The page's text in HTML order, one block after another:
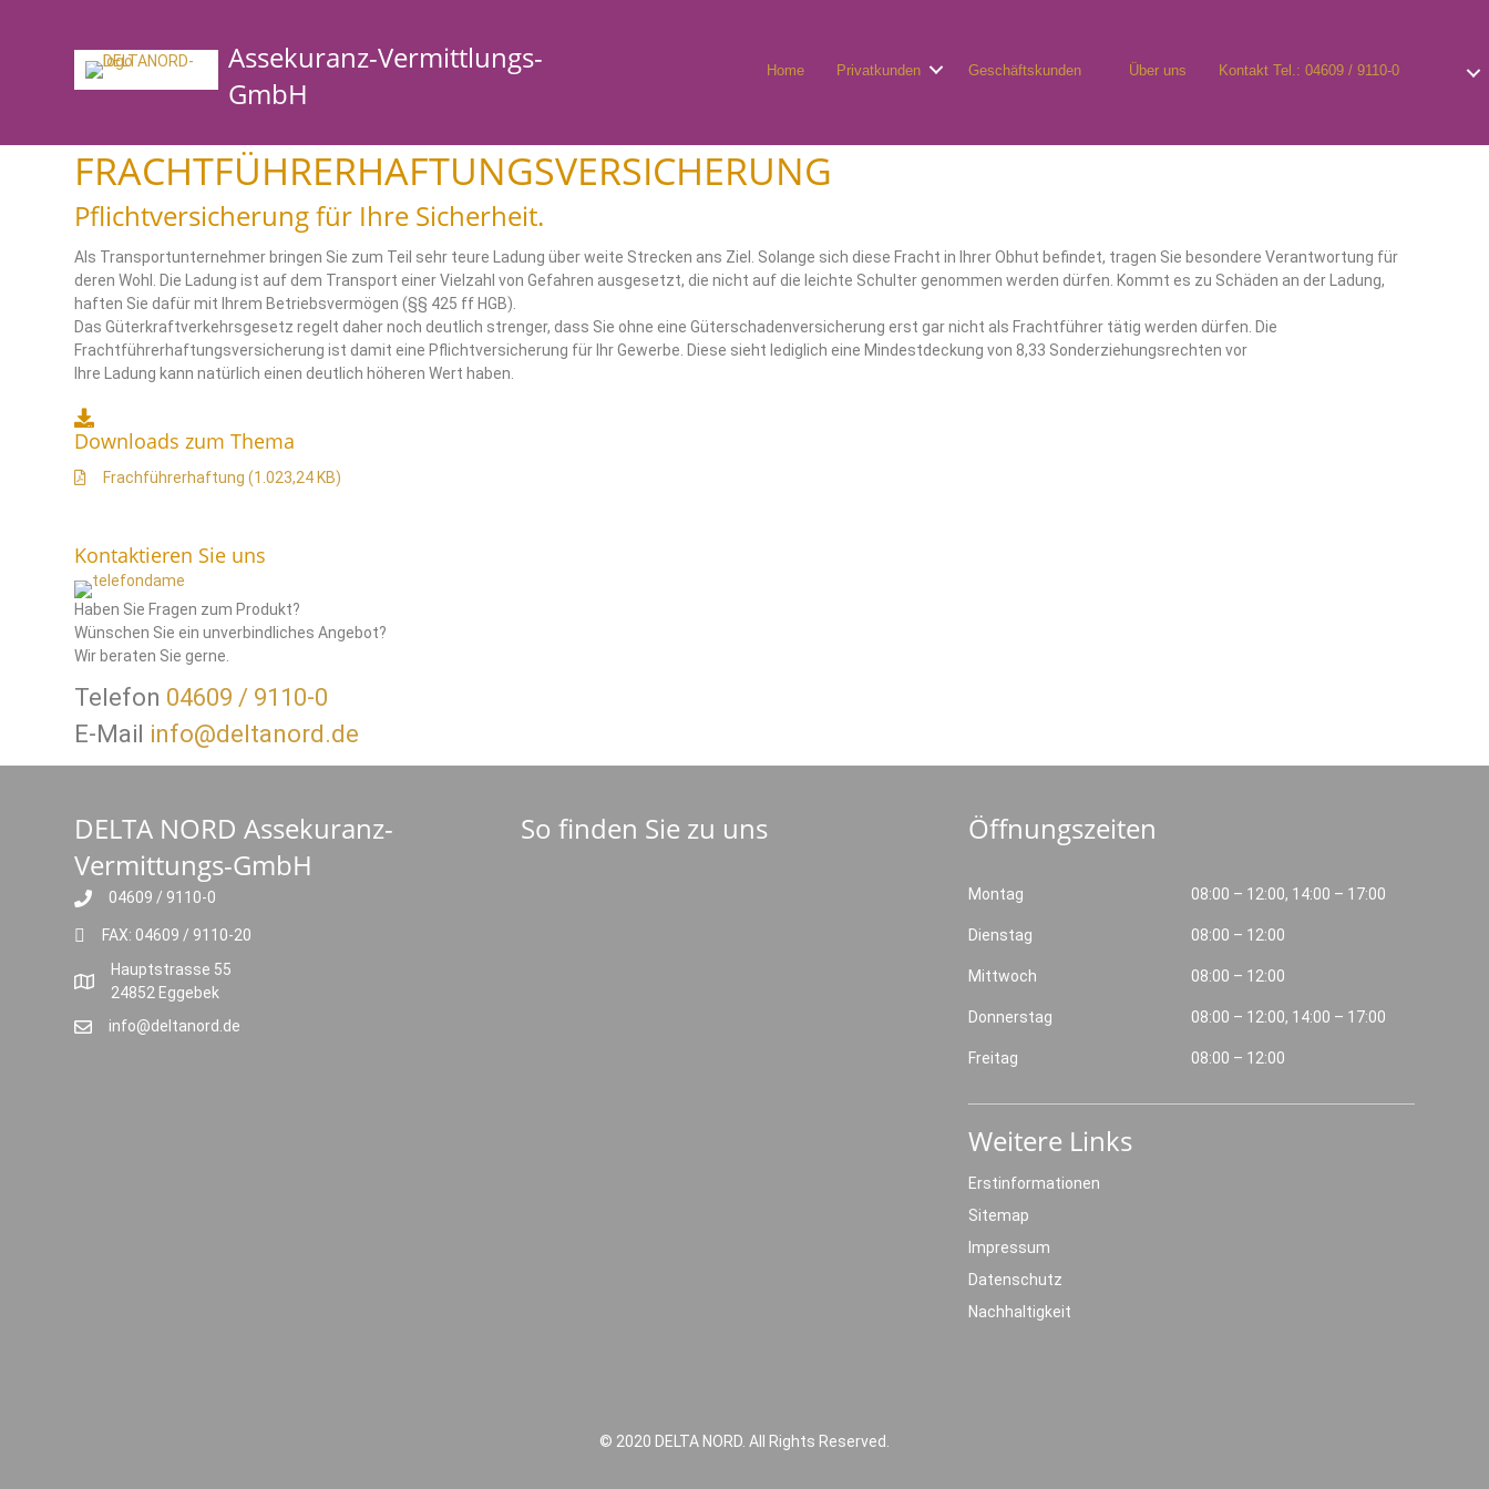
Assekuranz-Vermittlungs-
GmbH
Home Privatkunden Geschäftskunden Über uns Kontakt Tel.: 04609 / 9110-0
FRACHTFÜHRERHAFTUNGSVERSICHERUNG
Pflichtversicherung für Ihre Sicherheit.
Als Transportunternehmer bringen Sie zum Teil sehr teure Ladung über weite Strecken ans Ziel. Solange sich diese Fracht in Ihrer Obhut befindet, tragen Sie besondere Verantwortung für
deren Wohl. Die Ladung ist auf dem Transport einer Vielzahl von Gefahren ausgesetzt, die nicht auf die leichte Schulter genommen werden dürfen. Kommt es zu Schäden an der Ladung,
haften Sie dafür mit Ihrem Betriebsvermögen (§§ 425 ff HGB).
Das Güterkraftverkehrsgesetz regelt daher noch deutlich strenger, dass Sie ohne eine Güterschadenversicherung erst gar nicht als Frachtführer tätig werden dürfen. Die
Frachtführerhaftungsversicherung ist damit eine Pflichtversicherung für Ihr Gewerbe. Diese sieht lediglich eine Mindestdeckung von 8,33 Sonderziehungsrechten vor
Ihre Ladung kann natürlich einen deutlich höheren Wert haben.
Downloads zum Thema
Frachführerhaftung (1.023,24 KB)
Kontaktieren Sie uns
Haben Sie Fragen zum Produkt?
Wünschen Sie ein unverbindliches Angebot?
Wir beraten Sie gerne.
Telefon 04609 / 9110-0
E-Mail info@deltanord.de
DELTA NORD Assekuranz-
Vermittungs-GmbH
So finden Sie zu uns Öffnungszeiten
04609 / 9110-0
FAX: 04609 / 9110-20
Hauptstrasse 55
24852 Eggebek
info@deltanord.de
Montag 08:00 – 12:00, 14:00 – 17:00
Dienstag 08:00 – 12:00
Mittwoch 08:00 – 12:00
Donnerstag 08:00 – 12:00, 14:00 – 17:00
Freitag 08:00 – 12:00
Weitere Links
Erstinformationen
Sitemap
Impressum
Datenschutz
Nachhaltigkeit
© 2020 DELTA NORD. All Rights Reserved.